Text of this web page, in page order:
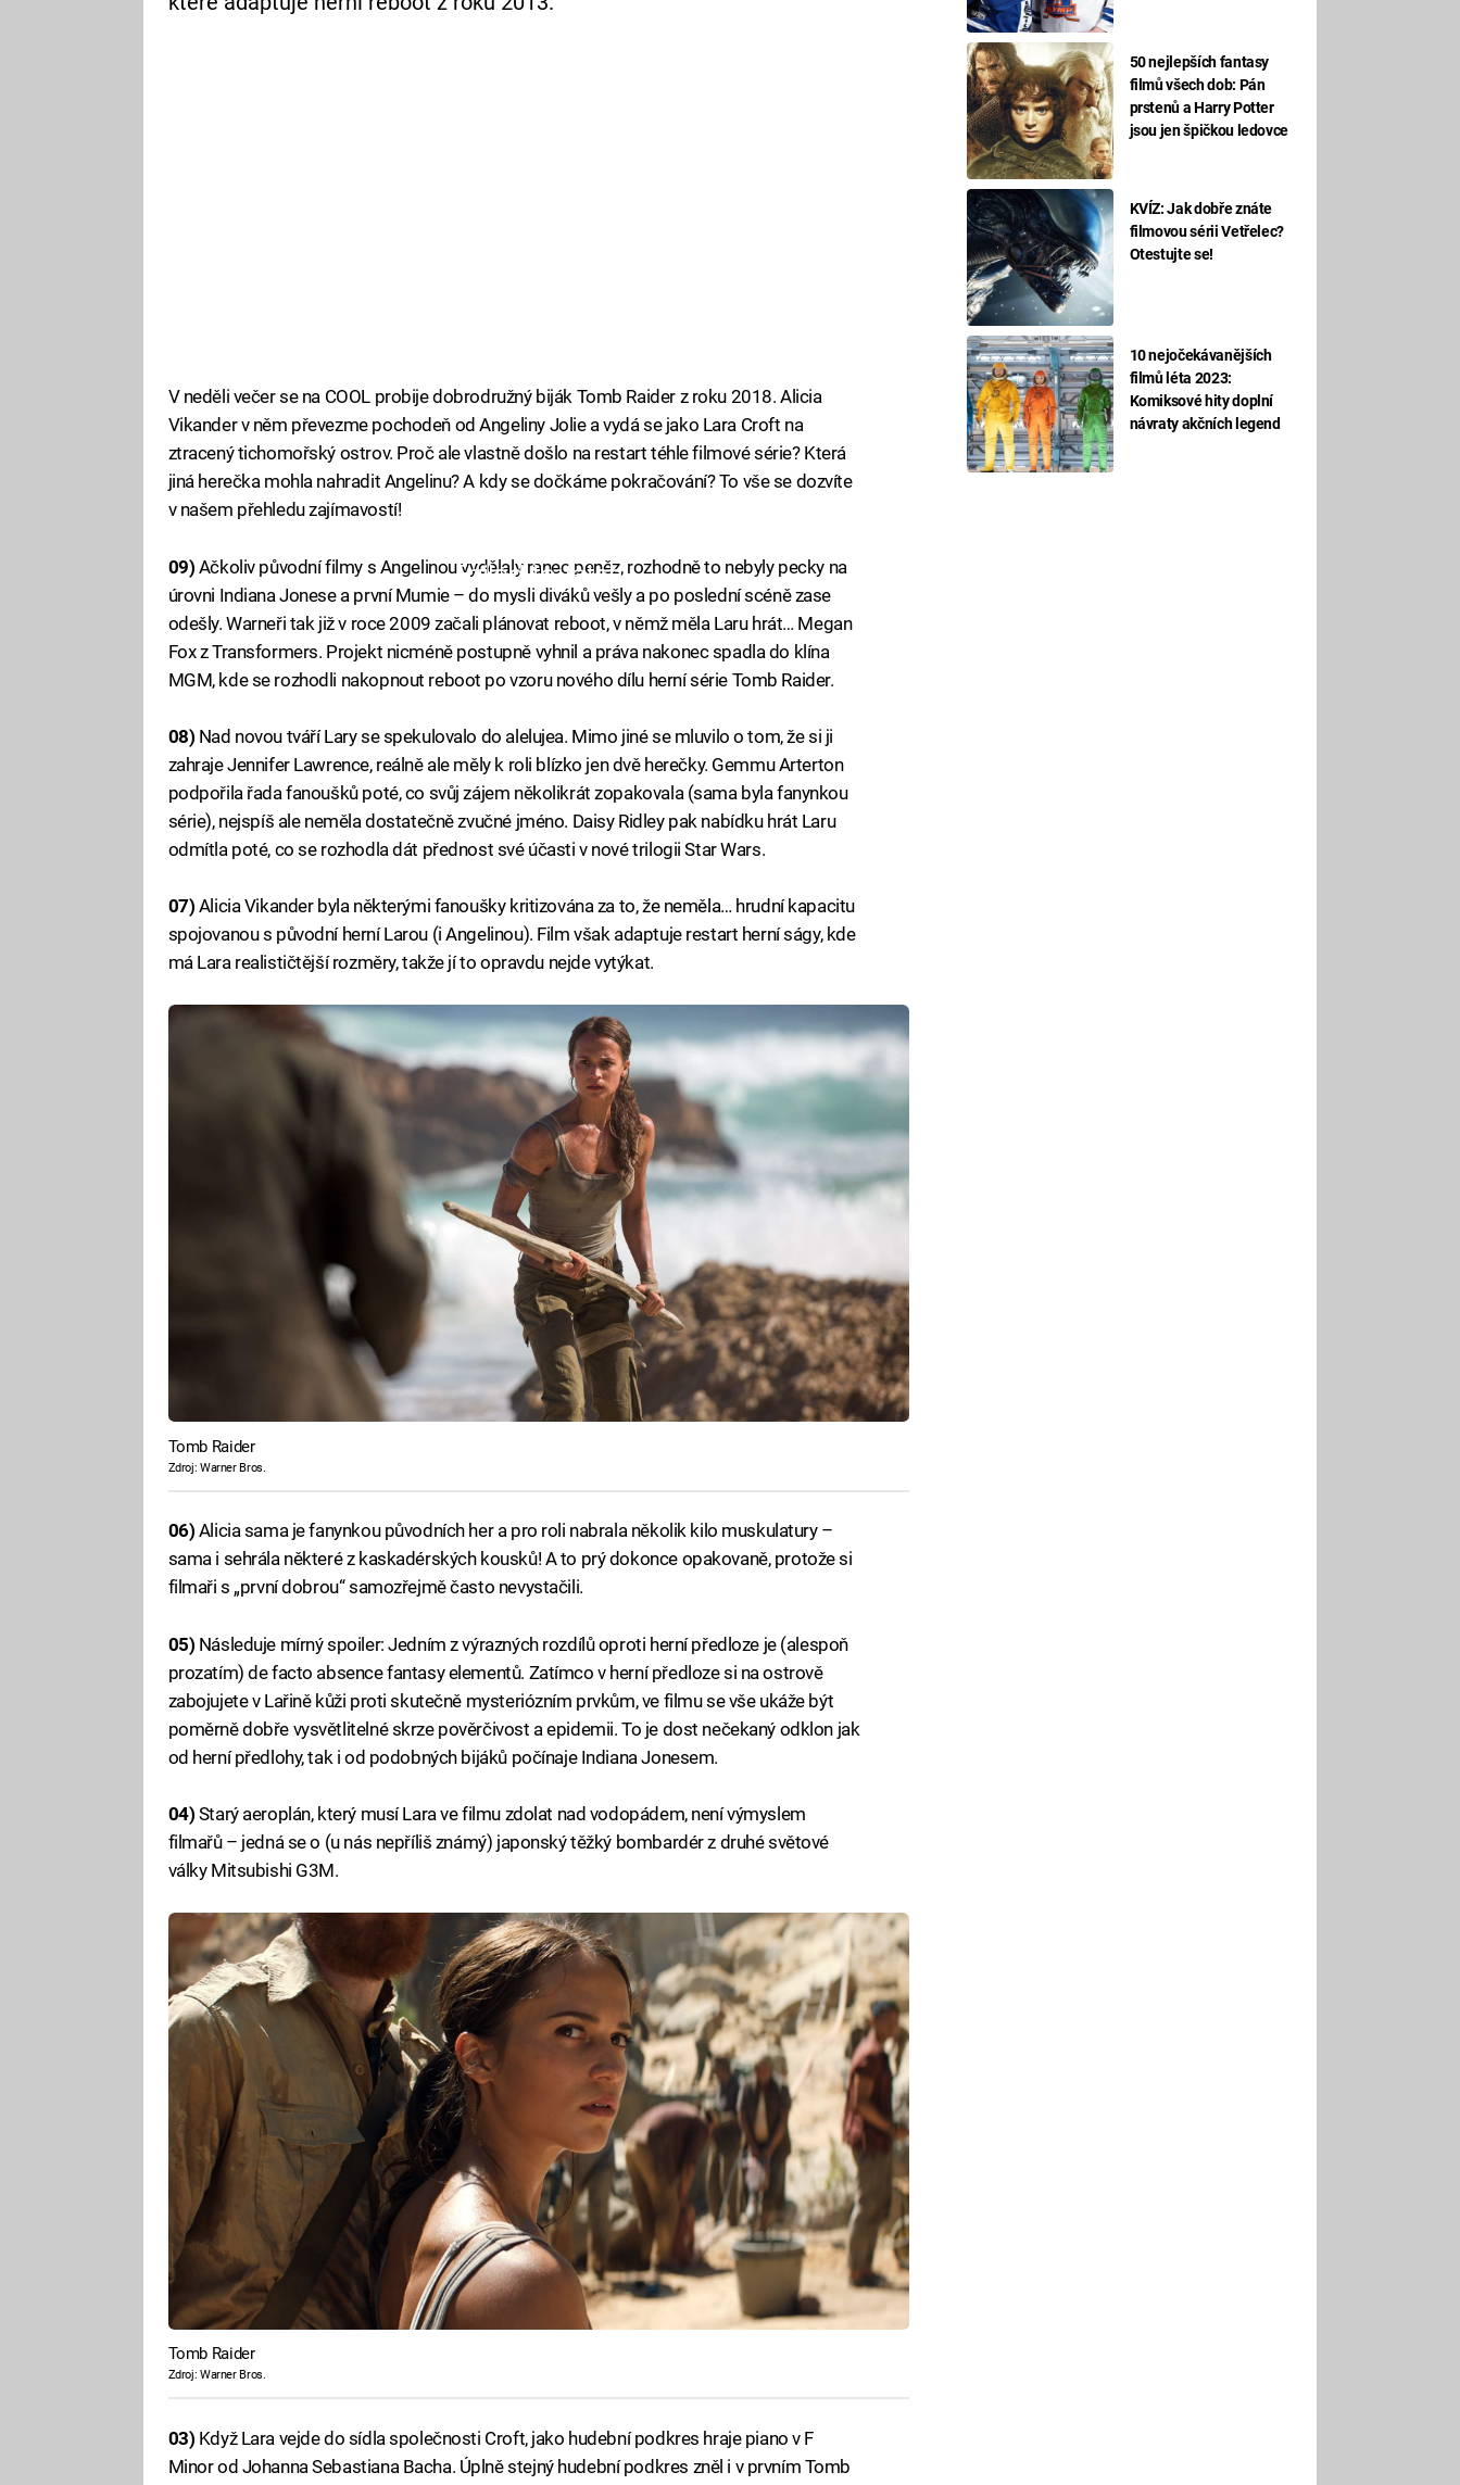
50 nejlepších fantasy
filmů všech dob: Pán
prstenů a Harry Potter
jsou jen špičkou ledovce
KVÍZ: Jak dobře znáte
filmovou sérii Vetřelec?
Otestujte se!
10 nejočekávanějších
filmů léta 2023:
Komiksové hity doplní
návraty akčních legend
V neděli večer se na COOL probije dobrodružný biják Tomb Raider z roku 2018. Alicia
Vikander v něm převezme pochodeň od Angeliny Jolie a vydá se jako Lara Croft na
ztracený tichomořský ostrov. Proč ale vlastně došlo na restart téhle filmové série? Která
jiná herečka mohla nahradit Angelinu? A kdy se dočkáme pokračování? To vše se dozvíte
v našem přehledu zajímavostí!
Failed to fetch
09) Ačkoliv původní filmy s Angelinou vydělaly ranec peněz, rozhodně to nebyly pecky na
úrovni Indiana Jonese a první Mumie – do mysli diváků vešly a po poslední scéně zase
odešly. Warneři tak již v roce 2009 začali plánovat reboot, v němž měla Laru hrát… Megan
Fox z Transformers. Projekt nicméně postupně vyhnil a práva nakonec spadla do klína
MGM, kde se rozhodli nakopnout reboot po vzoru nového dílu herní série Tomb Raider.
08) Nad novou tváří Lary se spekulovalo do alelujea. Mimo jiné se mluvilo o tom, že si ji
zahraje Jennifer Lawrence, reálně ale měly k roli blízko jen dvě herečky. Gemmu Arterton
podpořila řada fanoušků poté, co svůj zájem několikrát zopakovala (sama byla fanynkou
série), nejspíš ale neměla dostatečně zvučné jméno. Daisy Ridley pak nabídku hrát Laru
odmítla poté, co se rozhodla dát přednost své účasti v nové trilogii Star Wars.
07) Alicia Vikander byla některými fanoušky kritizována za to, že neměla… hrudní kapacitu
spojovanou s původní herní Larou (i Angelinou). Film však adaptuje restart herní ságy, kde
má Lara realističtější rozměry, takže jí to opravdu nejde vytýkat.
Tomb Raider
Zdroj: Warner Bros.
06) Alicia sama je fanynkou původních her a pro roli nabrala několik kilo muskulatury –
sama i sehrála některé z kaskadérských kousků! A to prý dokonce opakovaně, protože si
filmaři s „první dobrou“ samozřejmě často nevystačili.
05) Následuje mírný spoiler: Jedním z výrazných rozdílů oproti herní předloze je (alespoň
prozatím) de facto absence fantasy elementů. Zatímco v herní předloze si na ostrově
zabojujete v Lařině kůži proti skutečně mysteriózním prvkům, ve filmu se vše ukáže být
poměrně dobře vysvětlitelné skrze pověrčivost a epidemii. To je dost nečekaný odklon jak
od herní předlohy, tak i od podobných bijáků počínaje Indiana Jonesem.
04) Starý aeroplán, který musí Lara ve filmu zdolat nad vodopádem, není výmyslem
filmařů – jedná se o (u nás nepříliš známý) japonský těžký bombardér z druhé světové
války Mitsubishi G3M.
Tomb Raider
Zdroj: Warner Bros.
03) Když Lara vejde do sídla společnosti Croft, jako hudební podkres hraje piano v F
Minor od Johanna Sebastiana Bacha. Úplně stejný hudební podkres zněl i v prvním Tomb